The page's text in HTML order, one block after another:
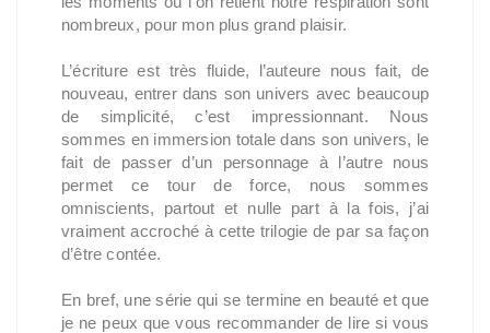
nombreux, pour mon plus grand plaisir.
L’écriture est très fluide, l’auteure nous fait, de
nouveau, entrer dans son univers avec beaucoup
de simplicité, c’est impressionnant. Nous
sommes en immersion totale dans son univers, le
fait de passer d’un personnage à l’autre nous
permet ce tour de force, nous sommes
omniscients, partout et nulle part à la fois, j’ai
vraiment accroché à cette trilogie de par sa façon
d’être contée.
En bref, une série qui se termine en beauté et que
je ne peux que vous recommander de lire si vous